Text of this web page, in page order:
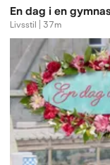
En dag i en
Livsstil | 37m